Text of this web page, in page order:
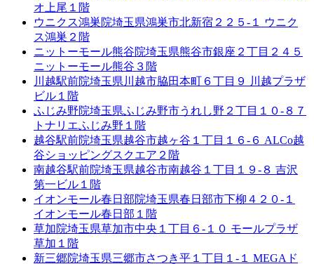
オ上尾１階
ウニクス鴻巣院埼玉県鴻巣市北新宿２２５-１ ウニク
ス鴻巣２階
ニットーモール熊谷院埼玉県熊谷市銀座２丁目２４５
ニットーモール熊谷３階
川越駅前院埼玉県川越市脇田本町６丁目９ 川越プラザ
ビル１階
ふじみ野院埼玉県ふじみ野市うれし野２丁目１０-８７
トナリエふじみ野１階
越谷駅前院埼玉県越谷市越ヶ谷１丁目１６-６ ALCo越
谷ショッピングスクエア２階
南越谷駅前院埼玉県越谷市南越谷１丁目１９-８ 吉沢
第一ビル１階
イオンモール春日部院埼玉県春日部市下柳４２０-１
イオンモール春日部１階
草加院埼玉県草加市中央１丁目６-１０ モールプラザ
草加１階
新三郷院埼玉県三郷市さつき平１丁目１-１ MEGAド